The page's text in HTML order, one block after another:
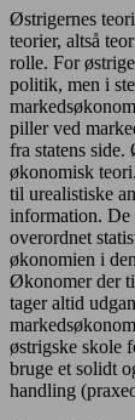
Østrigernes
teorier, altså
rolle. For
politik, men i
piller ved
fra statens
økonomisk
til urealistiske
information. De
overordnet
økonomien i
Økonomer der
tager altid
østrigske skole
bruge et solidt
handling